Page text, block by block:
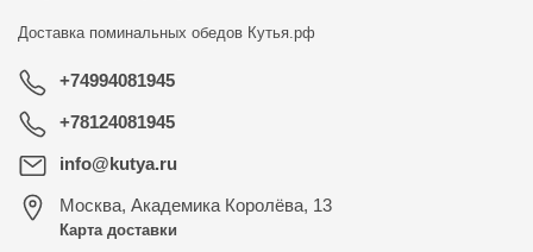
Доставка поминальных обедов Кутья.рф
+74994081945
+78124081945
info@kutya.ru
Москва, Академика Королёва, 13
Карта доставки